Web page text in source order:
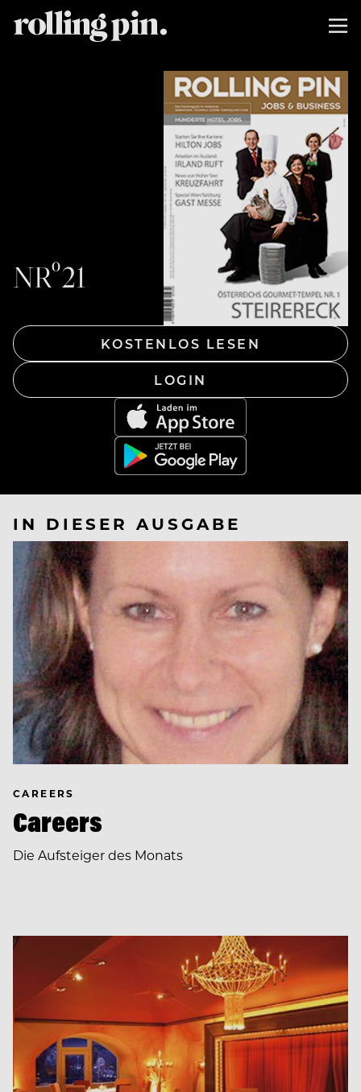
NRº21
KOSTENLOS LESEN
LOGIN
IN DIESER AUSGABE
CAREERS
Careers
Die Aufsteiger des Monats